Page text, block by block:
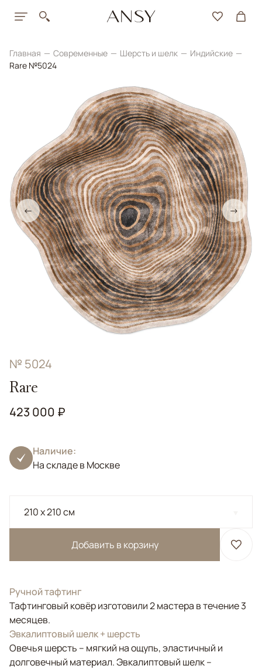
Главная Современные Шерсть и шелк
Индийские
Rare №5024
← →
№ 5024
Rare
423 000 ₽
Наличие:
На складе в Москве
210 x 210 см
Добавить в корзину
Ручной тафтинг
Тафтинговый ковёр изготовили 2 мастера в течение 3
месяцев.
Эвкалиптовый шелк + шерсть
Овечья шерсть – мягкий на ощупь, эластичный и
долговечный материал. Эвкалиптовый шелк –